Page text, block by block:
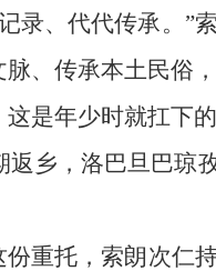
录、代代传承。
、传承本土民俗
是年少时就扛下的
乡，洛巴旦巴
重托，索朗次